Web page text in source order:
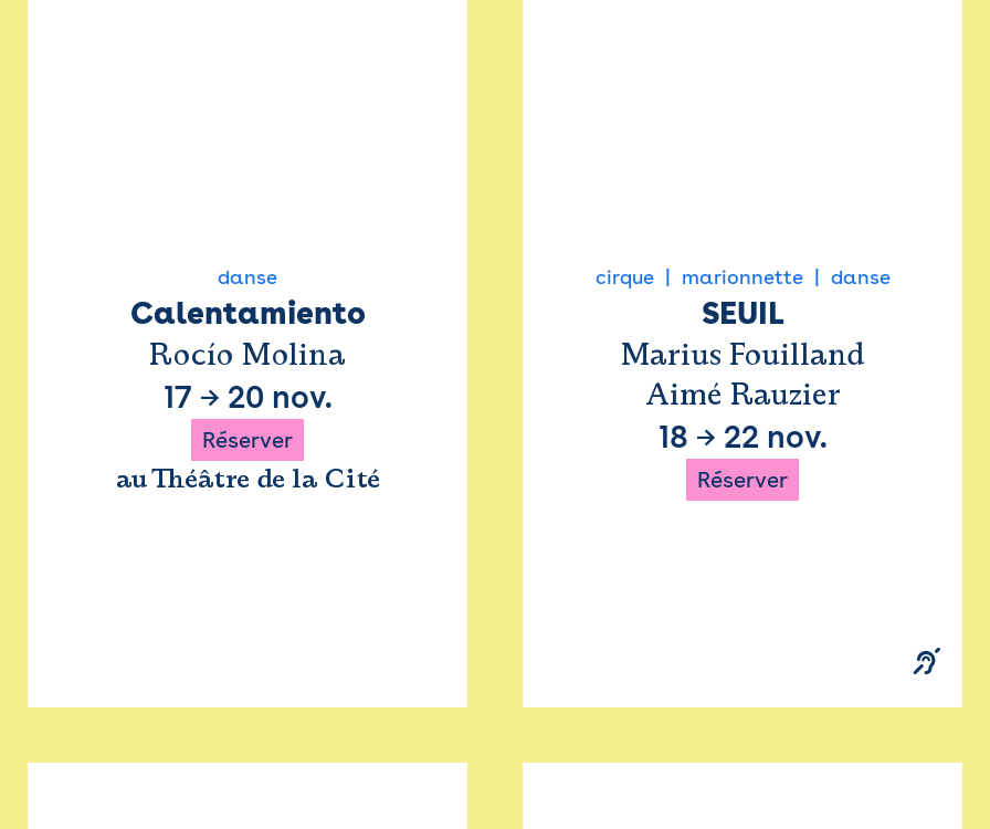
danse
Calentamiento
Rocío Molina
17 → 20 nov.
Réserver
au Théâtre de la Cité
cirque marionnette danse
SEUIL
Marius Fouilland
Aimé Rauzier
18 → 22 nov.
Réserver